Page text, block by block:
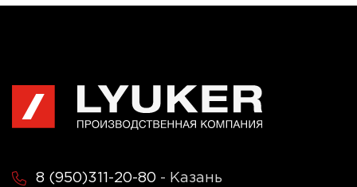
8 (950)311-20-80 - Казань